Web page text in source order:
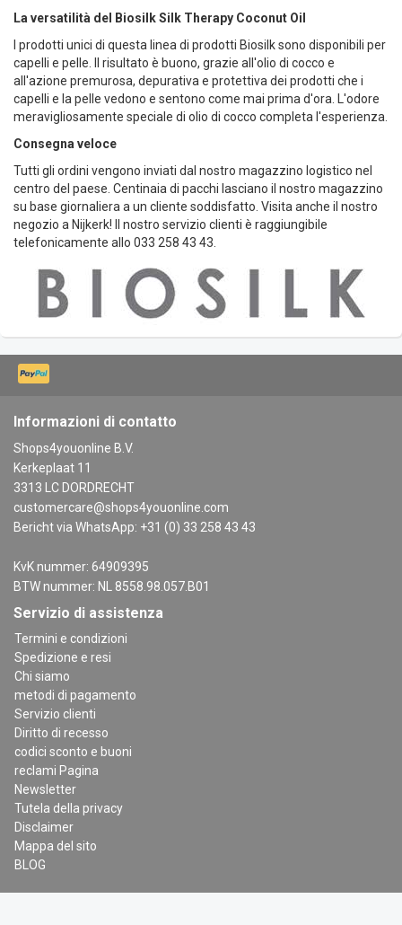
La versatilità del Biosilk Silk Therapy Coconut Oil
I prodotti unici di questa linea di prodotti Biosilk sono disponibili per
capelli e pelle. Il risultato è buono, grazie all'olio di cocco e
all'azione premurosa, depurativa e protettiva dei prodotti che i
capelli e la pelle vedono e sentono come mai prima d'ora. L'odore
meravigliosamente speciale di olio di cocco completa l'esperienza.
Consegna veloce
Tutti gli ordini vengono inviati dal nostro magazzino logistico nel
centro del paese. Centinaia di pacchi lasciano il nostro magazzino
su base giornaliera a un cliente soddisfatto. Visita anche il nostro
negozio a Nijkerk! Il nostro servizio clienti è raggiungibile
telefonicamente allo 033 258 43 43.
Informazioni di contatto
Shops4youonline B.V.
Kerkeplaat 11
3313 LC DORDRECHT
customercare@shops4youonline.com
Bericht via WhatsApp: +31 (0) 33 258 43 43
KvK nummer: 64909395
BTW nummer: NL 8558.98.057.B01
Servizio di assistenza
Termini e condizioni
Spedizione e resi
Chi siamo
metodi di pagamento
Servizio clienti
Diritto di recesso
codici sconto e buoni
reclami Pagina
Newsletter
Tutela della privacy
Disclaimer
Mappa del sito
BLOG